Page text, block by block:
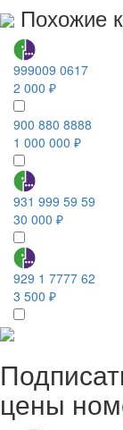
Похожие
999009 0617
2 000 ₽
900 880 8888
1 000 000 ₽
931 999 59 59
30 000 ₽
929 1 7777 62
3 500 ₽
цены